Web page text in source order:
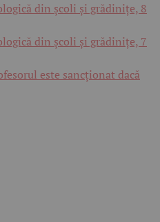
din şcoli şi grădiniţe, 8
din școli și grădinițe, 7
este sancţionat dacă